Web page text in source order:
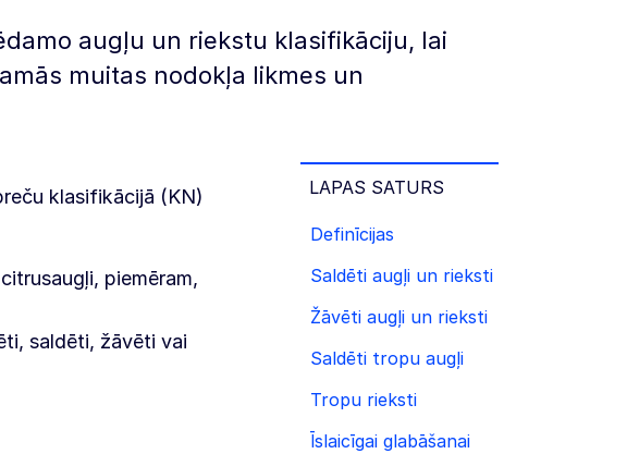
augļu un riekstu klasifikāciju, lai
muitas nodokļa likmes un
LAPAS SATURS
Definīcijas
Saldēti augļi un rieksti
Žāvēti augļi un rieksti
Saldēti tropu augļi
Tropu rieksti
Īslaicīgai glabāšanai
klasifikācijā (KN)
piemēram,
saldēti, žāvēti vai